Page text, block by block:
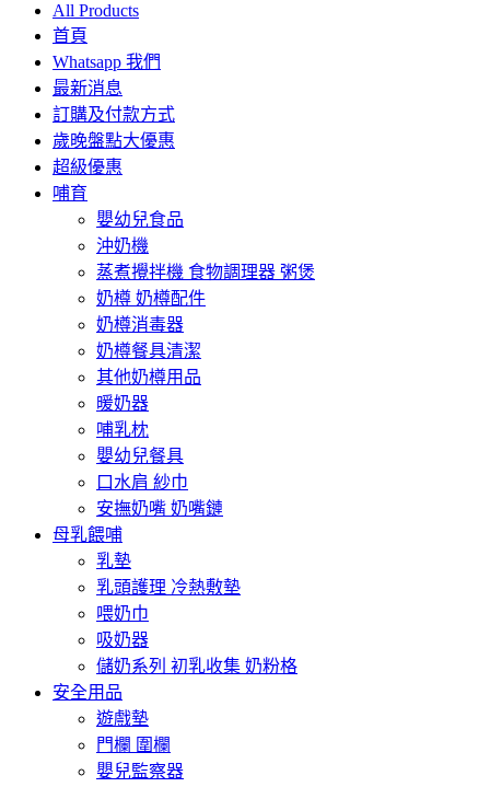
All Products
首頁
Whatsapp 我們
最新消息
訂購及付款方式
歲晚盤點大優惠
超級優惠
哺育
嬰幼兒食品
沖奶機
蒸煮攪拌機 食物調理器 粥煲
奶樽 奶樽配件
奶樽消毒器
奶樽餐具清潔
其他奶樽用品
暖奶器
哺乳枕
嬰幼兒餐具
口水肩 紗巾
安撫奶嘴 奶嘴鏈
母乳餵哺
乳墊
乳頭護理 冷熱敷墊
喂奶巾
吸奶器
儲奶系列 初乳收集 奶粉格
安全用品
遊戲墊
門欄 圍欄
嬰兒監察器